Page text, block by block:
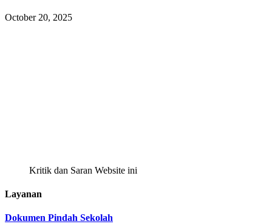
October 20, 2025
Kritik dan Saran Website ini
Layanan
Dokumen Pindah Sekolah